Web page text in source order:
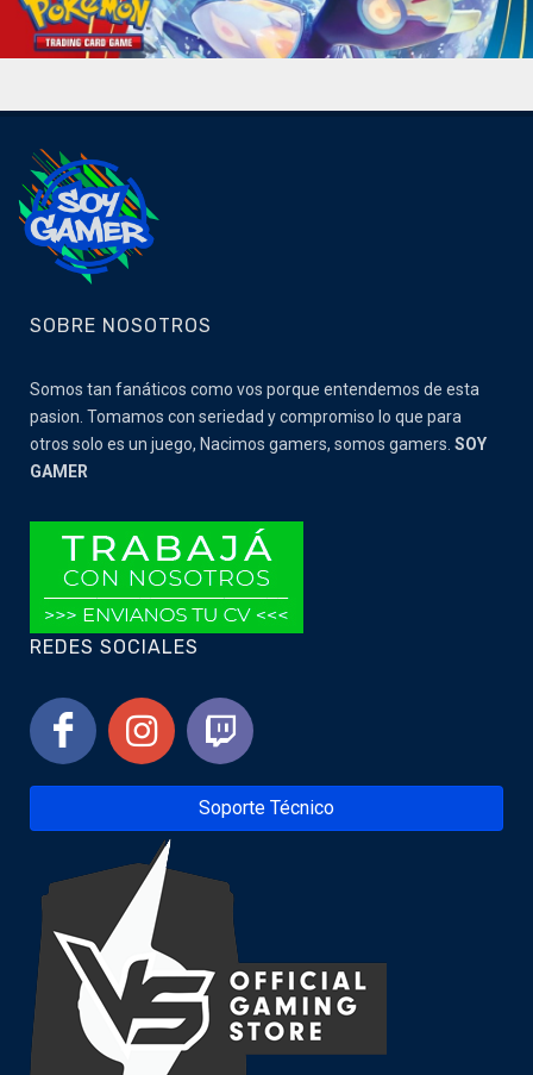
SOBRE NOSOTROS
Somos tan fanáticos como vos porque entendemos de esta
pasion. Tomamos con seriedad y compromiso lo que para
otros solo es un juego, Nacimos gamers, somos gamers. SOY
GAMER
REDES SOCIALES
Soporte Técnico